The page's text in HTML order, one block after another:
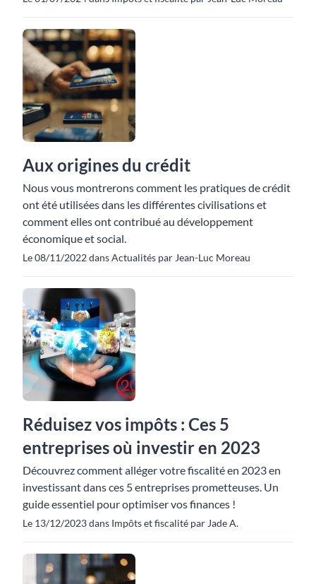
Aux origines du crédit
Nous vous montrerons comment les pratiques de crédit
ont été utilisées dans les différentes civilisations et
comment elles ont contribué au développement
économique et social.
Le 08/11/2022 dans Actualités par Jean-Luc Moreau
Réduisez vos impôts : Ces 5
entreprises où investir en 2023
Découvrez comment alléger votre fiscalité en 2023 en
investissant dans ces 5 entreprises prometteuses. Un
guide essentiel pour optimiser vos finances !
Le 13/12/2023 dans Impôts et fiscalité par Jade A.